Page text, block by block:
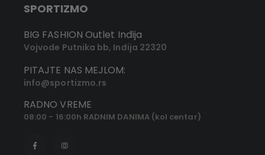
SPORTIZMO
BIG FASHION Outlet Inđija
Vojvode Putnika bb, Inđija 22320
PITAJTE NAS MEJLOM:
info@sportizmo.rs
RADNO VREME
08:00 - 16:00h RADNIM DANIMA (kol centar)